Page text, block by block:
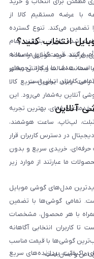
با عرضه مستقیم کالا از
تضمین می‌کند. تنوع گسترده
شده کاربران بتوانند تمام
کنند. قیمت‌گذاری منصفانه
است. هدف ما ایجاد تجربه‌ای
کاربران ایرانی است.
انتخاب کنید؟
فرآیند خرید موبایل را ساده،
ضمانت اصالت و گارانتی معتبر
راحت باشد. تحویل سریع کالا
آنلاین به‌شمار می‌رود. این
حرفه‌ای، بهترین تجربه
آنلاین
لپ‌تاپ، ساعت هوشمند،
در دسترس کاربران قرار
حرفه‌ای، خریدی سریع و بدون
ما عبارتند از موارد زیر
مدل‌های گوشی موبایل
تمامی گوشی‌ها با تضمین
همراه با هر محصول، مشخصات
کاربران انتخابی آگاهانه
گوشی‌ها با قیمت مناسب
امن و آسان است.
باکیفیت، پردازنده‌های سریع